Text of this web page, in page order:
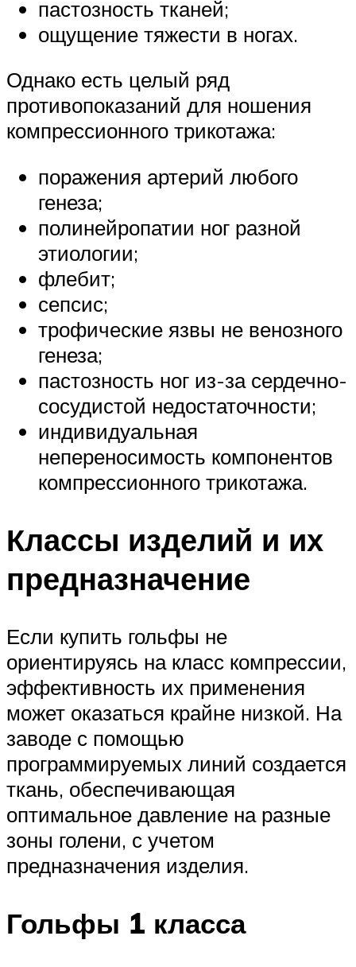
пастозность тканей;
ощущение тяжести в ногах.
Однако есть целый ряд
противопоказаний для ношения
компрессионного трикотажа:
поражения артерий любого
генеза;
полинейропатии ног разной
этиологии;
флебит;
сепсис;
трофические язвы не венозного
генеза;
пастозность ног из-за сердечно-
сосудистой недостаточности;
индивидуальная
непереносимость компонентов
компрессионного трикотажа.
Классы изделий и их
предназначение
Если купить гольфы не
ориентируясь на класс компрессии,
эффективность их применения
может оказаться крайне низкой. На
заводе с помощью
программируемых линий создается
ткань, обеспечивающая
оптимальное давление на разные
зоны голени, с учетом
предназначения изделия.
Гольфы 1 класса